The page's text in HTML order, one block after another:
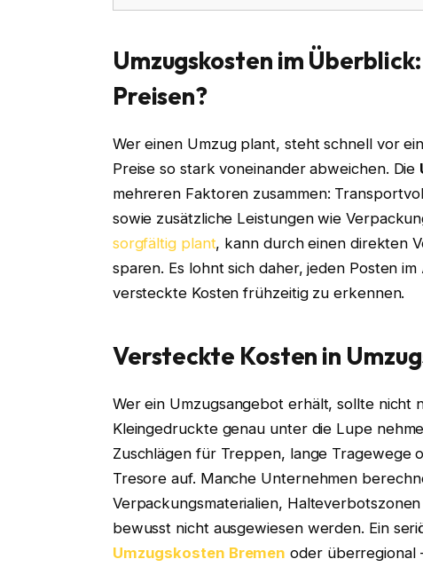
Umzugskosten im
Preisen?
Wer einen Umzug plant, steht schnell vor
Preise so stark voneinander abweichen. Die
mehreren Faktoren zusammen:
sowie zusätzliche Leistungen wie
sorgfältig plant, kann durch einen direkten
sparen. Es lohnt sich daher, jeden Posten
versteckte Kosten frühzeitig zu erkennen.
Versteckte Kosten in
Wer ein Umzugsangebot erhält, sollte nicht
Kleingedruckte genau unter die Lupe
Zuschlägen für Treppen, lange Tragewege
Tresore auf. Manche Unternehmen
Verpackungsmaterialien,
bewusst nicht ausgewiesen werden. Ein
Umzugskosten Bremen oder überregional